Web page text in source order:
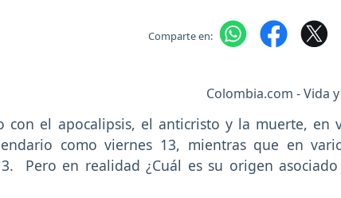
Comparte en:
Colombia.com - Vida
con el apocalipsis, el anticristo y la muerte, en
como viernes 13, mientras que en
Pero en realidad ¿Cuál es su origen